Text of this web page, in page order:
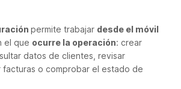
permite trabajar desde el móvil
el que ocurre la operación: crear
datos de clientes, revisar
o comprobar el estado de